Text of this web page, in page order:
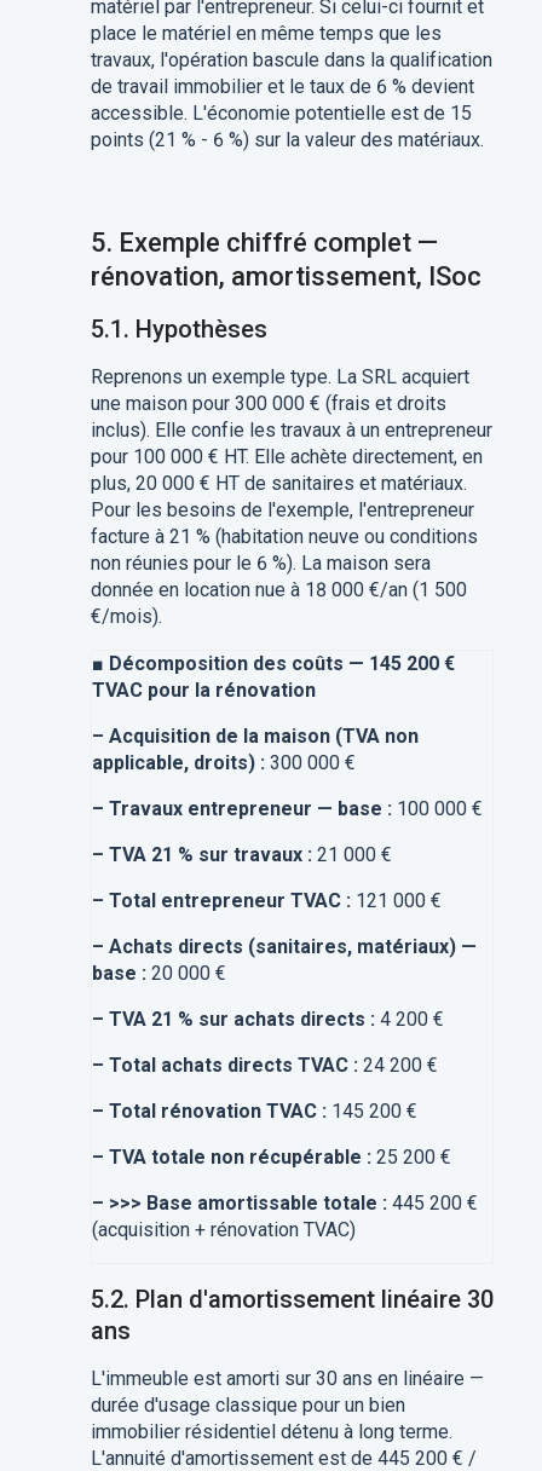
matériel par l'entrepreneur. Si celui-ci fournit et
place le matériel en même temps que les
travaux, l'opération bascule dans la qualification
de travail immobilier et le taux de 6 % devient
accessible. L'économie potentielle est de 15
points (21 % - 6 %) sur la valeur des matériaux.
5. Exemple chiffré complet —
rénovation, amortissement, ISoc
5.1. Hypothèses
Reprenons un exemple type. La SRL acquiert
une maison pour 300 000 € (frais et droits
inclus). Elle confie les travaux à un entrepreneur
pour 100 000 € HT. Elle achète directement, en
plus, 20 000 € HT de sanitaires et matériaux.
Pour les besoins de l'exemple, l'entrepreneur
facture à 21 % (habitation neuve ou conditions
non réunies pour le 6 %). La maison sera
donnée en location nue à 18 000 €/an (1 500
€/mois).
■ Décomposition des coûts — 145 200 €
TVAC pour la rénovation
– Acquisition de la maison (TVA non
applicable, droits) : 300 000 €
– Travaux entrepreneur — base : 100 000 €
– TVA 21 % sur travaux : 21 000 €
– Total entrepreneur TVAC : 121 000 €
– Achats directs (sanitaires, matériaux) —
base : 20 000 €
– TVA 21 % sur achats directs : 4 200 €
– Total achats directs TVAC : 24 200 €
– Total rénovation TVAC : 145 200 €
– TVA totale non récupérable : 25 200 €
– >>> Base amortissable totale : 445 200 €
(acquisition + rénovation TVAC)
5.2. Plan d'amortissement linéaire 30
ans
L'immeuble est amorti sur 30 ans en linéaire —
durée d'usage classique pour un bien
immobilier résidentiel détenu à long terme.
L'annuité d'amortissement est de 445 200 € /